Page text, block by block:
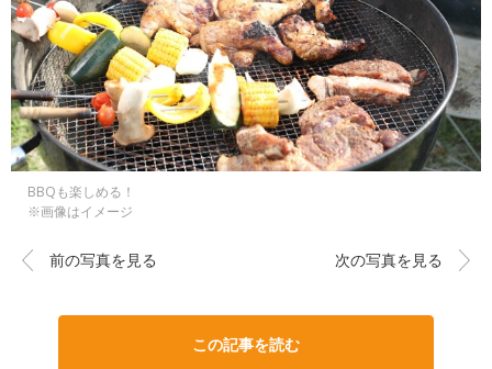
BBQも楽しめる！
※画像はイメージ
前の写真を見る 次の写真を見る
この記事を読む